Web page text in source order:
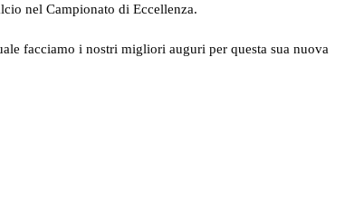
nel Campionato di Eccellenza.
facciamo i nostri migliori auguri per questa sua nuova